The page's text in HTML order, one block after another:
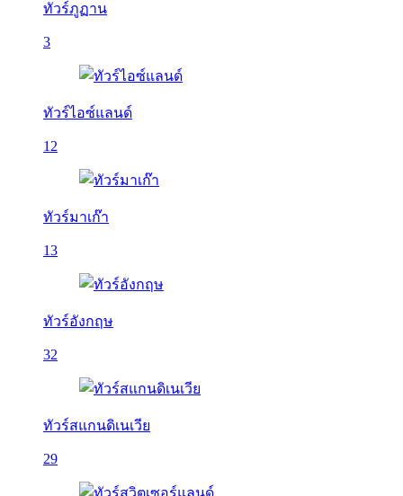
ทัวร์ภูฏาน
3
ทัวร์ไอซ์แลนด์
12
ทัวร์มาเก๊า
13
ทัวร์อังกฤษ
32
ทัวร์สแกนดิเนเวีย
29